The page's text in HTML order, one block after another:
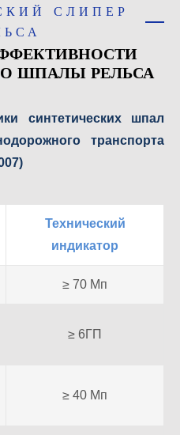
СЛИПЕР
ШПАЛЫ РЕЛЬСА
синтетических шпал
транспорта
Технический
индикатор
≥ 70 Мп
≥ 6ГП
≥ 40 Мп